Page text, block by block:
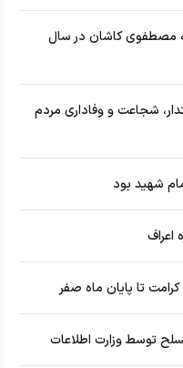
مصطفوی کاشان در سال
شجاعت و وفاداری مردم
شهید بود